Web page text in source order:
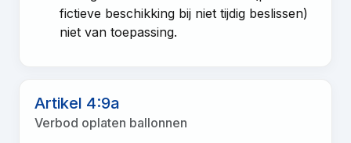
fictieve beschikking bij niet tijdig beslissen)
niet van toepassing.
Artikel 4:9a
Verbod oplaten ballonnen